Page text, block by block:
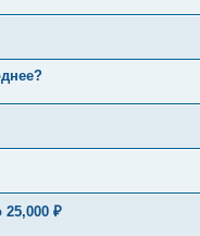
25,000 ₽